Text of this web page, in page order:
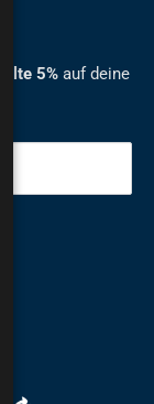
5% auf deine